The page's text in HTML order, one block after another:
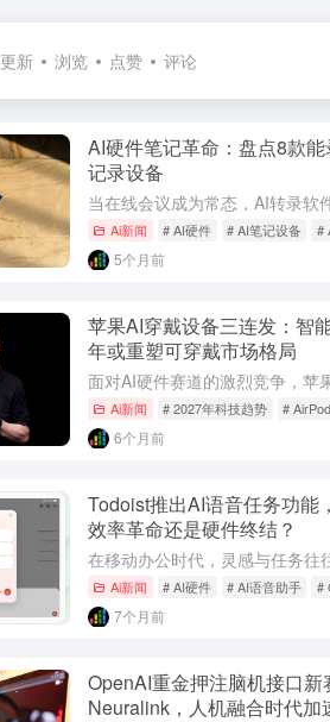
更新 浏览 点赞 评论
AI硬件笔记革命：盘点8款
记录设备
Ai新闻 # AI硬件 # AI笔记设备 #
5个月前
苹果AI穿戴设备三连发：智
年或重塑可穿戴市场格局
Ai新闻 # 2027年科技趋势 #
6个月前
Todoist推出AI语音任务功能
效率革命还是硬件终结？
Ai新闻 # AI硬件 # AI语音助手 #
7个月前
OpenAI重金押注脑机接口
Neuralink，人机融合时代加